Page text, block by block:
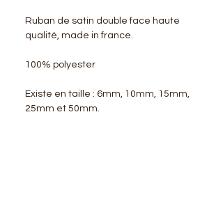
Ruban de satin double face haute
qualité, made in france.
100% polyester
Existe en taille : 6mm, 10mm, 15mm,
25mm et 50mm.